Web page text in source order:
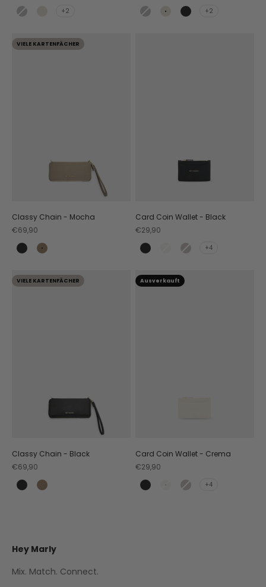
Black
+2
Black CremaBlack Croco
+2
VIELE KARTENFÄCHER
Classy Chain - Mocha
Angebot
€69,90
BlackMocha
Card Coin Wallet - Black
Angebot
€29,90
Black CremaCoffee
+4
VIELE KARTENFÄCHER
Classy Chain - Black
Angebot
€69,90
BlackMocha
Ausverkauft
Card Coin Wallet - Crema
Angebot
€29,90
Black CremaCoffee
+4
Hey Marly
Mix. Match. Connect.